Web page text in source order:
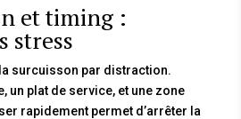
et timing :
stress
surcuisson par distraction.
un plat de service, et une zone
rapidement permet d’arrêter la